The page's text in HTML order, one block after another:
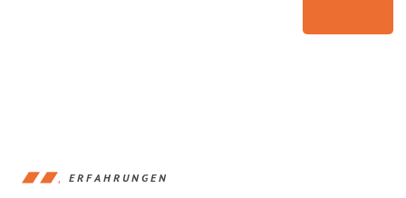
ERFAHRUNGEN